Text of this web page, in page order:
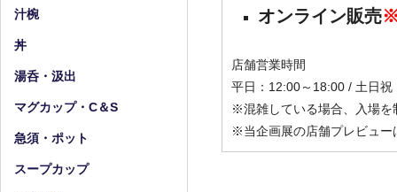
オンライン販売
店舗営業時間
平日：12:00～18:00 / 土日
※混雑している場合、入場を
※当企画展の店舗プレビュー
小皿（4寸以下）
中鉢（5～7寸）
汁椀
丼
湯呑・汲出
マグカップ・C＆S
急須・ポット
スープカップ